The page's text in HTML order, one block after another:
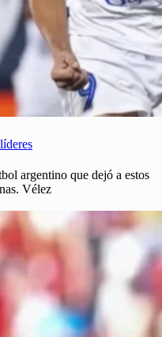
argentino que dejó a estos
Vélez